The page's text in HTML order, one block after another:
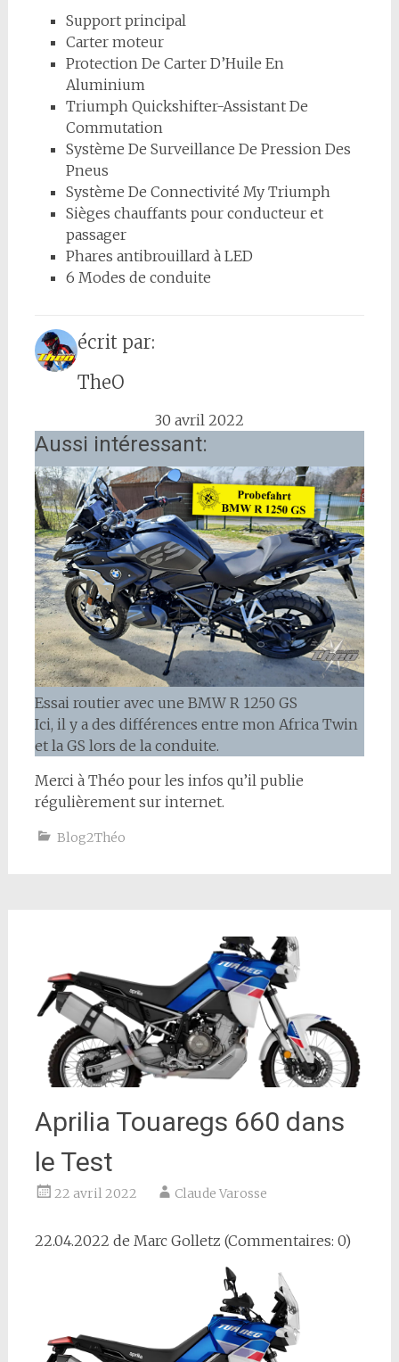
Support principal
Carter moteur
Protection De Carter D’Huile En
Aluminium
Triumph Quickshifter-Assistant De
Commutation
Système De Surveillance De Pression Des
Pneus
Système De Connectivité My Triumph
Sièges chauffants pour conducteur et
passager
Phares antibrouillard à LED
6 Modes de conduite
écrit par:
TheO
30 avril 2022
Aussi intéressant:
Essai routier avec une BMW R 1250 GS
Ici, il y a des différences entre mon Africa Twin
et la GS lors de la conduite.
Merci à Théo pour les infos qu’il publie
régulièrement sur internet.
Blog2Théo
Aprilia Touaregs 660 dans
le Test
22 avril 2022 Claude Varosse
22.04.2022 de Marc Golletz (Commentaires: 0)